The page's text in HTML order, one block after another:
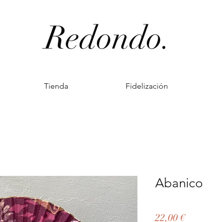
Redondo.
Tienda Fidelización
Abanico
22,00 €Precio